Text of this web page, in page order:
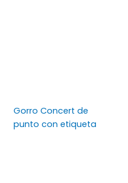
Gorro Concert de
punto con etiqueta